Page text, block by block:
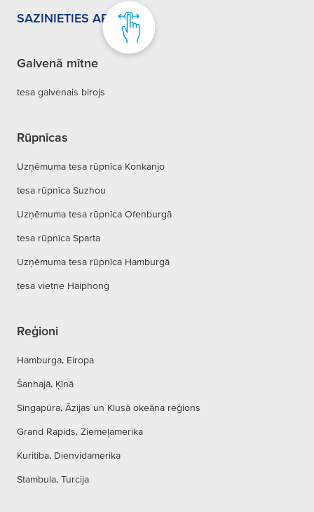
SAZINIETIES AR MUMS
Galvenā mītne
tesa galvenais birojs
Rūpnīcas
Uzņēmuma tesa rūpnīca Konkanjo
tesa rūpnīca Suzhou
Uzņēmuma tesa rūpnīca Ofenburgā
tesa rūpnīca Sparta
Uzņēmuma tesa rūpnīca Hamburgā
tesa vietne Haiphong
Reģioni
Hamburga, Eiropa
Šanhajā, Ķīnā
Singapūra, Āzijas un Klusā okeāna reģions
Grand Rapids, Ziemeļamerika
Kuritiba, Dienvidamerika
Stambula, Turcija